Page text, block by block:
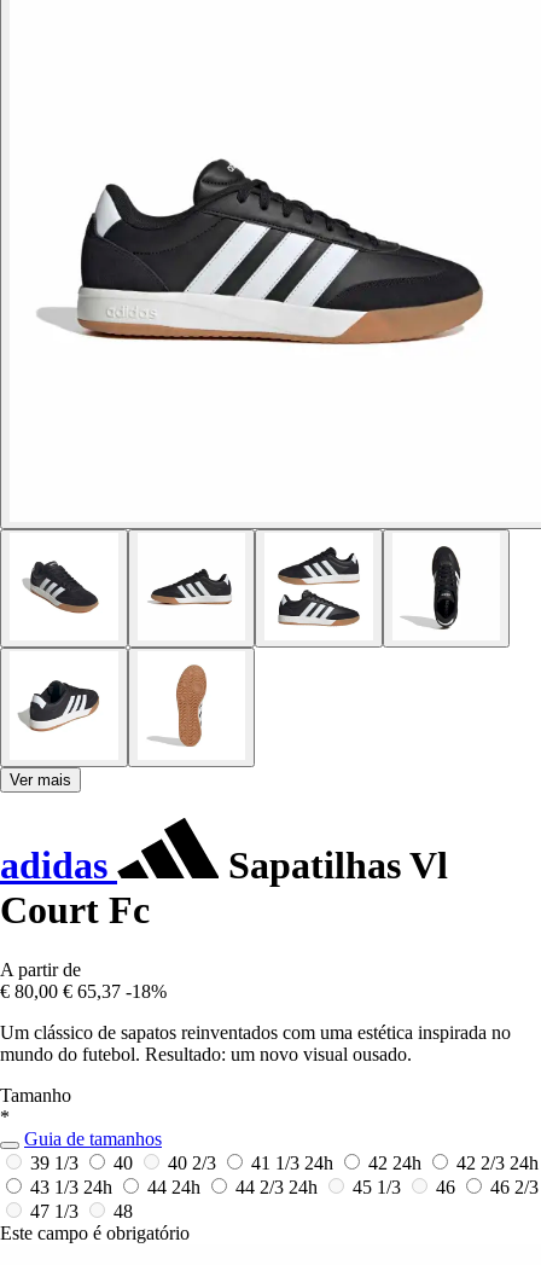
Ver mais
adidas
Sapatilhas Vl
Court Fc
A partir de
€ 80,00 € 65,37 -18%
Um clássico de sapatos reinventados com uma estética inspirada no
mundo do futebol. Resultado: um novo visual ousado.
Tamanho
*
Guia de tamanhos
39 1/3
40 40 2/3 41 1/3 24h 42 24h 42 2/3 24h
43 1/3 24h 44 24h 44 2/3 24h 45 1/3 46
46 2/3
47 1/3
48
Este campo é obrigatório